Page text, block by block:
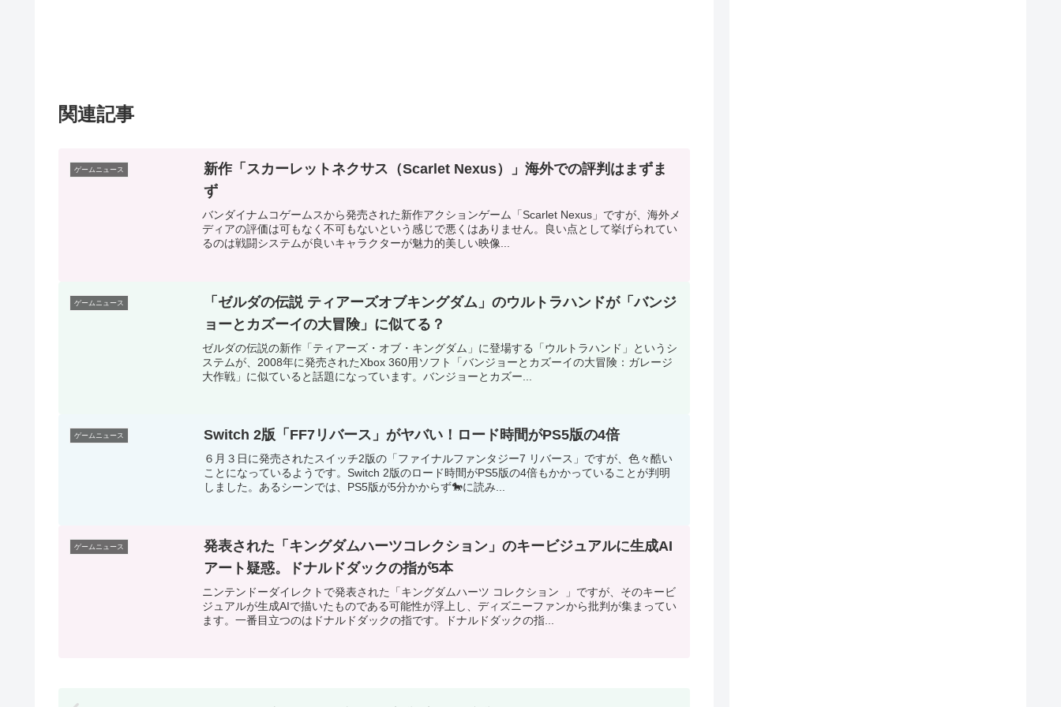
関連記事
ゲームニュース
新作「スカーレットネクサス（Scarlet Nexus）」海外での評判はまずま
ず
バンダイナムコゲームスから発売された新作アクションゲーム「Scarlet Nexus」ですが、海外メ
ディアの評価は可もなく不可もないという感じで悪くはありません。良い点として挙げられてい
るのは戦闘システムが良いキャラクターが魅力的美しい映像...
ゲームニュース
「ゼルダの伝説 ティアーズオブキングダム」のウルトラハンドが「バンジ
ョーとカズーイの大冒険」に似てる？
ゼルダの伝説の新作「ティアーズ・オブ・キングダム」に登場する「ウルトラハンド」というシ
ステムが、2008年に発売されたXbox 360用ソフト「バンジョーとカズーイの大冒険：ガレージ
大作戦」に似ていると話題になっています。バンジョーとカズー...
ゲームニュース Switch 2版「FF7リバース」がヤバい！ロード時間がPS5版の4倍
６月３日に発売されたスイッチ2版の「ファイナルファンタジー7 リバース」ですが、色々酷い
ことになっているようです。Switch 2版のロード時間がPS5版の4倍もかかっていることが判明
しました。あるシーンでは、PS5版が5分かからず🐎に読み...
ゲームニュース
発表された「キングダムハーツコレクション」のキービジュアルに生成AI
アート疑惑。ドナルドダックの指が5本
ニンテンドーダイレクトで発表された「キングダムハーツ コレクション 」ですが、そのキービ
ジュアルが生成AIで描いたものである可能性が浮上し、ディズニーファンから批判が集まってい
ます。一番目立つのはドナルドダックの指です。ドナルドダックの指...